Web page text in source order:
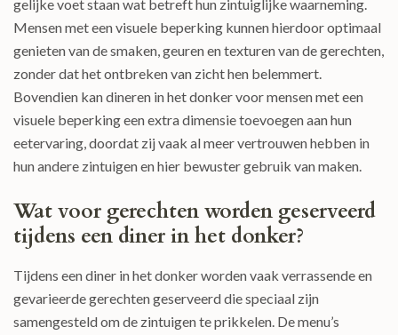
gelijke voet staan wat betreft hun zintuiglijke waarneming.
Mensen met een visuele beperking kunnen hierdoor optimaal
genieten van de smaken, geuren en texturen van de gerechten,
zonder dat het ontbreken van zicht hen belemmert.
Bovendien kan dineren in het donker voor mensen met een
visuele beperking een extra dimensie toevoegen aan hun
eetervaring, doordat zij vaak al meer vertrouwen hebben in
hun andere zintuigen en hier bewuster gebruik van maken.
Wat voor gerechten worden geserveerd
tijdens een diner in het donker?
Tijdens een diner in het donker worden vaak verrassende en
gevarieerde gerechten geserveerd die speciaal zijn
samengesteld om de zintuigen te prikkelen. De menu’s